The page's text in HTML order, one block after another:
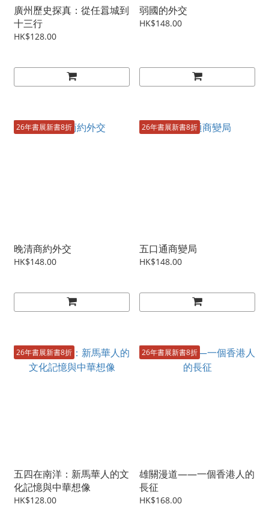
廣州歷史探真：從任囂城到
十三行
HK$128.00
弱國的外交
HK$148.00
26年書展新書8折
晚清商約外交
HK$148.00
26年書展新書8折
五口通商變局
HK$148.00
26年書展新書8折
五四在南洋：新馬華人的文
化記憶與中華想像
HK$128.00
26年書展新書8折
雄關漫道——一個香港人的
長征
HK$168.00